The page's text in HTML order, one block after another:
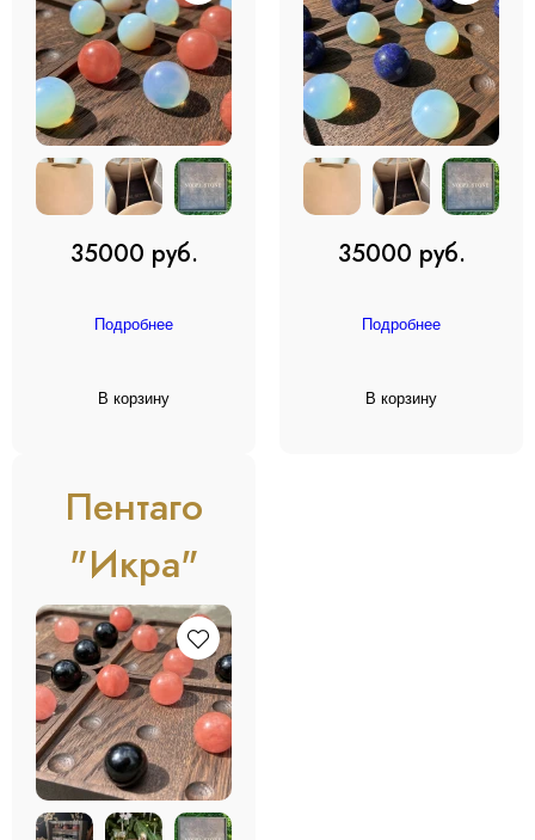
35000 руб.
Подробнее
В корзину
35000 руб.
Подробнее
В корзину
Пентаго
"Икра"